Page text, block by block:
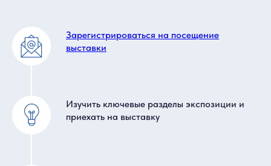
Зарегистрироваться на посещение
выставки
Изучить ключевые разделы экспозиции и
приехать на выставку
Насосные системы